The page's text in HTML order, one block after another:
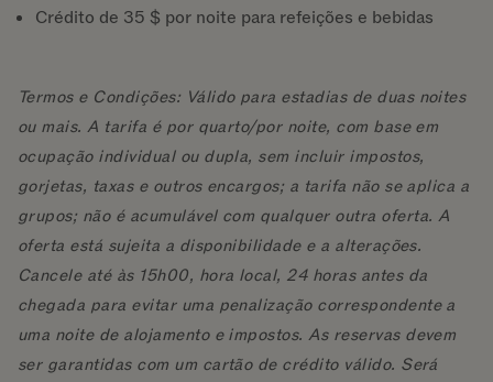
Crédito de 35 $ por noite para refeições e bebidas
Termos e Condições: Válido para estadias de duas noites
ou mais. A tarifa é por quarto/por noite, com base em
ocupação individual ou dupla, sem incluir impostos,
gorjetas, taxas e outros encargos; a tarifa não se aplica a
grupos; não é acumulável com qualquer outra oferta. A
oferta está sujeita a disponibilidade e a alterações.
Cancele até às 15h00, hora local, 24 horas antes da
chegada para evitar uma penalização correspondente a
uma noite de alojamento e impostos. As reservas devem
ser garantidas com um cartão de crédito válido. Será